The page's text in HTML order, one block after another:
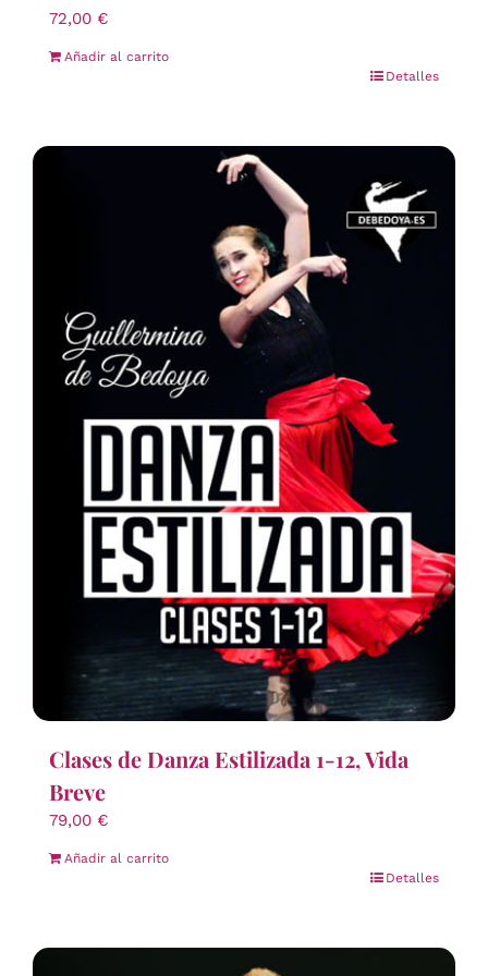
72,00 €
Añadir al carrito
Detalles
Clases de Danza Estilizada 1-12, Vida
Breve
79,00 €
Añadir al carrito
Detalles